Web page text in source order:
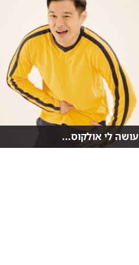
עושה לי אולקוס...
כמעט עשרה אחוז מכל הישראלים